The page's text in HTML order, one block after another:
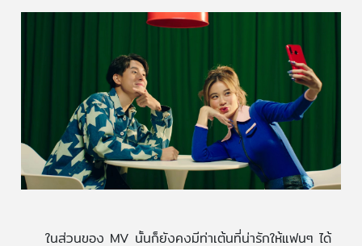
ในส่วนของ MV นั้นก็ยังคงมีท่าเต้นที่น่ารักให้แฟนๆ ได้